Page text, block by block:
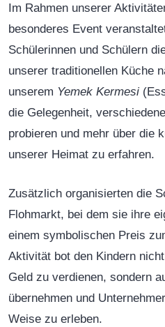
Im Rahmen unserer
besonderes Event
Schülerinnen und Schülern
unserer traditionellen Küche
unserem Yemek Kermesi
die Gelegenheit,
probieren und mehr über die
unserer Heimat zu erfahren.
Zusätzlich organisierten die
Flohmarkt, bei dem sie ihre
einem symbolischen Preis
Aktivität bot den Kindern
Geld zu verdienen, sondern
übernehmen und
Weise zu erleben.